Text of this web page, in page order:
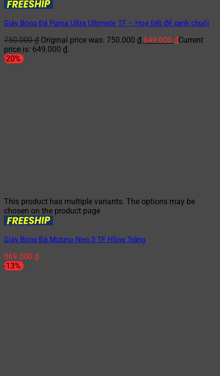
Giày Bóng Đá Puma Ultra Ultimate TF – Hoạ tiết đế xanh chuối
750.000₫ Original price was: 750.000 ₫.649.000 ₫Current
price is: 649.000 ₫.
-20%
This product has multiple variants. The options may be
chosen on the product page
Giày Bóng Đá Mizuno Neo 3 TF Hồng Trắng
369.000 ₫
-13%